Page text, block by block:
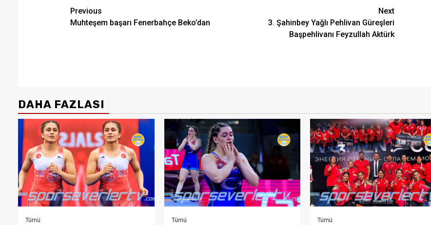
Post
navigation
Previous
Muhteşem başarı Fenerbahçe Beko’dan
Next
3. Şahinbey Yağlı Pehlivan Güreşleri
Başpehlivanı Feyzullah Aktürk
DAHA FAZLASI
Tümü Tümü Tümü